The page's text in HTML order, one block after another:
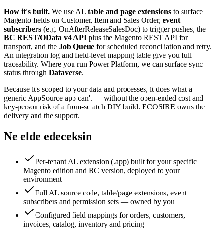
How it's built. We use AL table and page extensions to surface
Magento fields on Customer, Item and Sales Order, event
subscribers (e.g. OnAfterReleaseSalesDoc) to trigger pushes, the
BC REST/OData v4 API plus the Magento REST API for
transport, and the Job Queue for scheduled reconciliation and retry.
An integration log and field-level mapping table give you full
traceability. Where you run Power Platform, we can surface sync
status through Dataverse.
Because it's scoped to your data and processes, it does what a
generic AppSource app can't — without the open-ended cost and
key-person risk of a from-scratch DIY build. ECOSIRE owns the
delivery and the support.
Ne elde edeceksin
Per-tenant AL extension (.app) built for your specific
Magento edition and BC version, deployed to your
environment
Full AL source code, table/page extensions, event
subscribers and permission sets — owned by you
Configured field mappings for orders, customers,
invoices, catalog, inventory and pricing